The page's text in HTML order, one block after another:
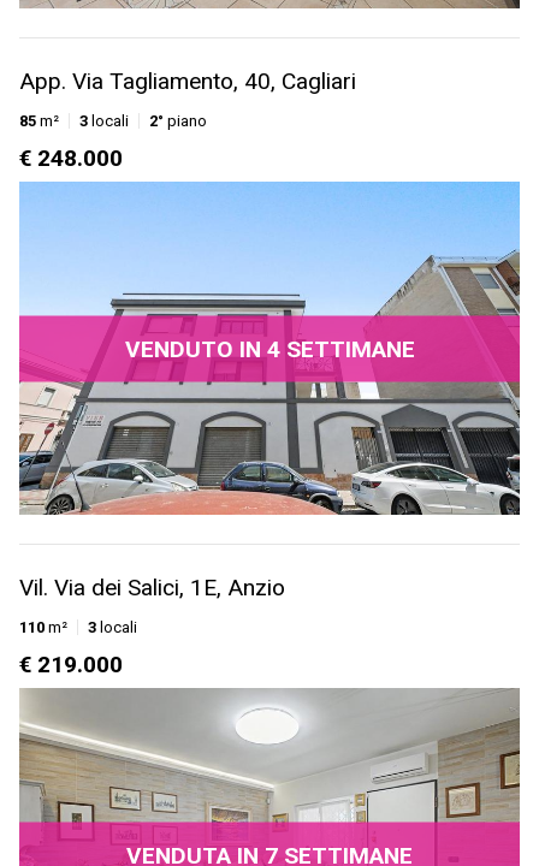
App. Via Tagliamento, 40, Cagliari
85 m² 3 locali 2° piano
€ 248.000
VENDUTO IN 4 SETTIMANE
Vil. Via dei Salici, 1E, Anzio
110 m² 3 locali
€ 219.000
VENDUTA IN 7 SETTIMANE